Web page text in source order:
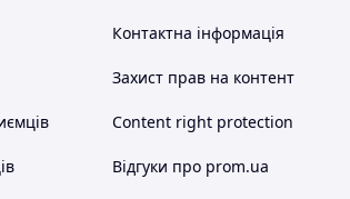
Контактна інформація
Захист прав на контент
Content right protection
Відгуки про prom.ua